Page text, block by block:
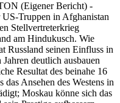
(Eigener Bericht) -
Truppen in Afghanistan
Stellvertreterkrieg
am Hindukusch. Wie
Russland seinen Einfluss in
deutlich ausbauen
Resultat des beinahe 16
Ansehen des Westens in
Moskau könne sich das